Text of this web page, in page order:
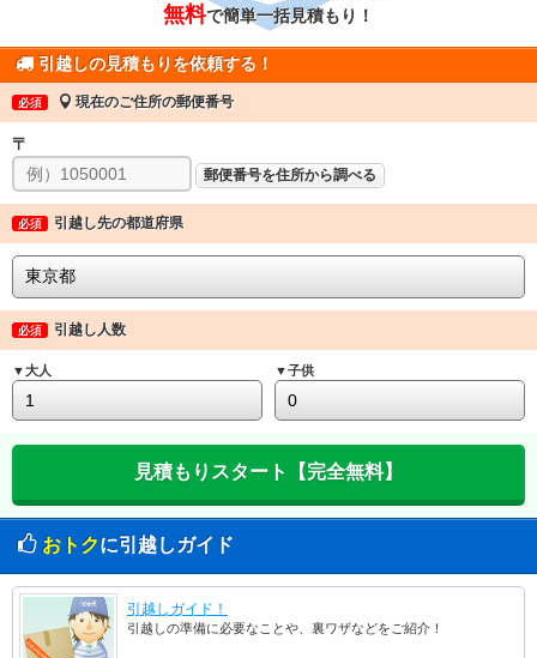
無料で簡単一括見積もり！
引越しの見積もりを依頼する！
必須 現在のご住所の郵便番号
〒
郵便番号を住所から調べる
必須 引越し先の都道府県
必須 引越し人数
▼大人 ▼子供
おトクに引越しガイド
引越しガイド！
引越しの準備に必要なことや、裏ワザなどをご紹介！